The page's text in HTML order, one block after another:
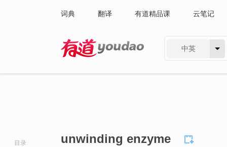
词典 翻译 有道精品课 云笔记
中英
目录 unwinding enzyme